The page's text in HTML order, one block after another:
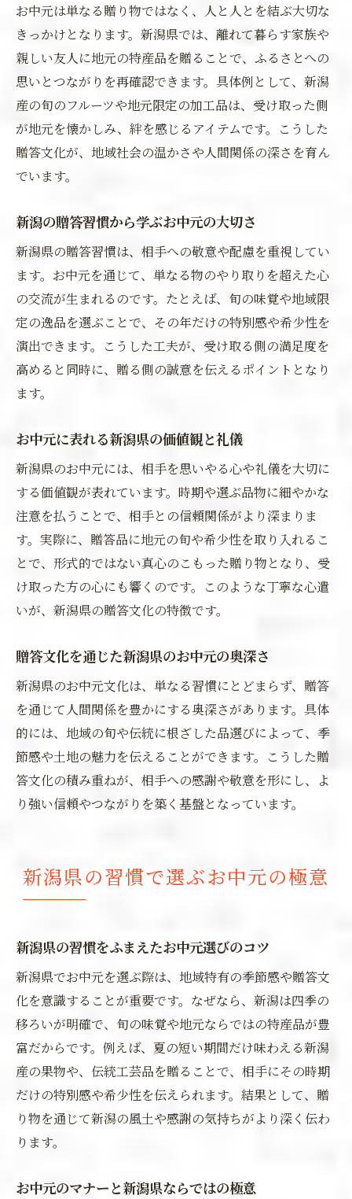
お中元は単なる贈り物ではなく、人と人とを結ぶ大切な
きっかけとなります。新潟県では、離れて暮らす家族や
親しい友人に地元の特産品を贈ることで、ふるさとへの
思いとつながりを再確認できます。具体例として、新潟
産の旬のフルーツや地元限定の加工品は、受け取った側
が地元を懐かしみ、絆を感じるアイテムです。こうした
贈答文化が、地域社会の温かさや人間関係の深さを育ん
でいます。
新潟の贈答習慣から学ぶお中元の大切さ
新潟県の贈答習慣は、相手への敬意や配慮を重視してい
ます。お中元を通じて、単なる物のやり取りを超えた心
の交流が生まれるのです。たとえば、旬の味覚や地域限
定の逸品を選ぶことで、その年だけの特別感や希少性を
演出できます。こうした工夫が、受け取る側の満足度を
高めると同時に、贈る側の誠意を伝えるポイントとなり
ます。
お中元に表れる新潟県の価値観と礼儀
新潟県のお中元には、相手を思いやる心や礼儀を大切に
する価値観が表れています。時期や選ぶ品物に細やかな
注意を払うことで、相手との信頼関係がより深まりま
す。実際に、贈答品に地元の旬や希少性を取り入れるこ
とで、形式的ではない真心のこもった贈り物となり、受
け取った方の心にも響くのです。このような丁寧な心遣
いが、新潟県の贈答文化の特徴です。
贈答文化を通じた新潟県のお中元の奥深さ
新潟県のお中元文化は、単なる習慣にとどまらず、贈答
を通じて人間関係を豊かにする奥深さがあります。具体
的には、地域の旬や伝統に根ざした品選びによって、季
節感や土地の魅力を伝えることができます。こうした贈
答文化の積み重ねが、相手への感謝や敬意を形にし、よ
り強い信頼やつながりを築く基盤となっています。
新潟県の習慣で選ぶお中元の極意
新潟県の習慣をふまえたお中元選びのコツ
新潟県でお中元を選ぶ際は、地域特有の季節感や贈答文
化を意識することが重要です。なぜなら、新潟は四季の
移ろいが明確で、旬の味覚や地元ならではの特産品が豊
富だからです。例えば、夏の短い期間だけ味わえる新潟
産の果物や、伝統工芸品を贈ることで、相手にその時期
だけの特別感や希少性を伝えられます。結果として、贈
り物を通じて新潟の風土や感謝の気持ちがより深く伝わ
ります。
お中元のマナーと新潟県ならではの極意